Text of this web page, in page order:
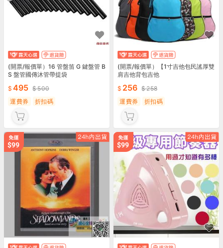
(開票/報價單）16 管盤笛 G 鍵盤管 B
S 盤管國傳沐管帶提袋
495
500
運費券
折扣碼
(開票/報價單）【1寸吉他包民謠厚雙
肩吉他背包吉他
256
258
運費券
折扣碼